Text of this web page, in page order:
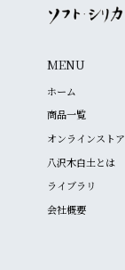
MENU
ホーム
商品一覧
オンラインストア
八沢木白土とは
ライブラリ
会社概要